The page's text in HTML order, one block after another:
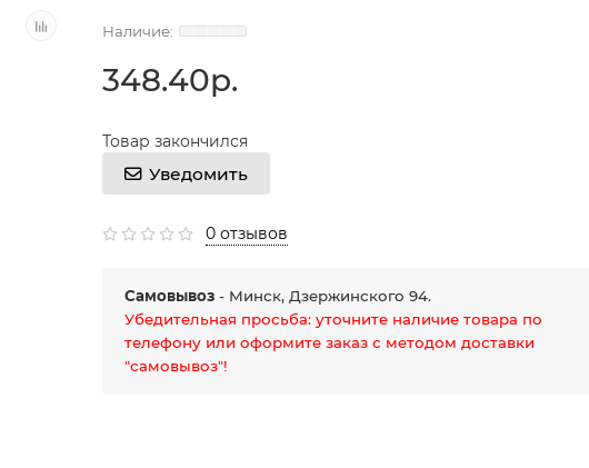
348.40р.
Товар закончился
Уведомить
0 отзывов
Самовывоз - Минск, Дзержинского 94.
Убедительная просьба: уточните наличие товара по
телефону или оформите заказ с методом доставки
"самовывоз"!